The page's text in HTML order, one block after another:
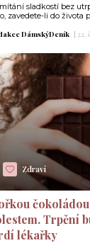
sladkostí bez
zavedete-li do života
DámskýDeník | 22.
Zdraví
Trpění
lékařky